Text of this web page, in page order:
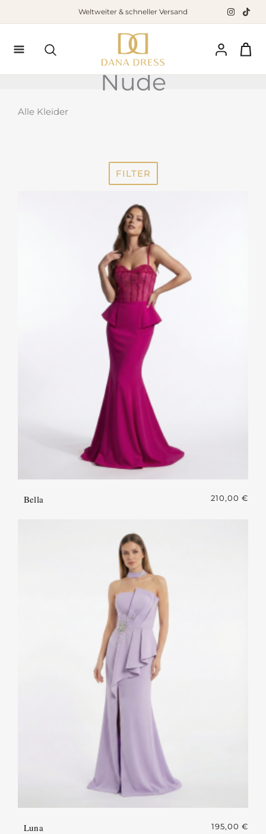
Weltweiter & schneller Versand
Suchen
Nude
Alle Kleider
FILTER
Bella 210,00 €
Luna 195,00 €